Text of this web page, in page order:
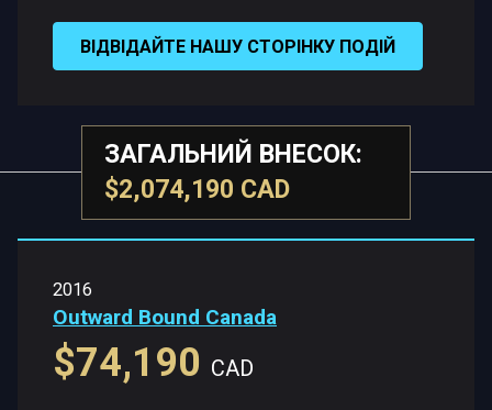
ВІДВІДАЙТЕ НАШУ СТОРІНКУ ПОДІЙ
ЗАГАЛЬНИЙ ВНЕСОК:
$2,074,190 CAD
2016
Outward Bound Canada
$74,190 CAD